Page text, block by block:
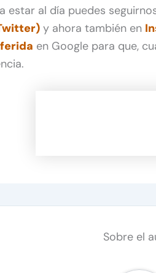
estar al día puedes
y ahora también en
en Google para que,
Sobre el